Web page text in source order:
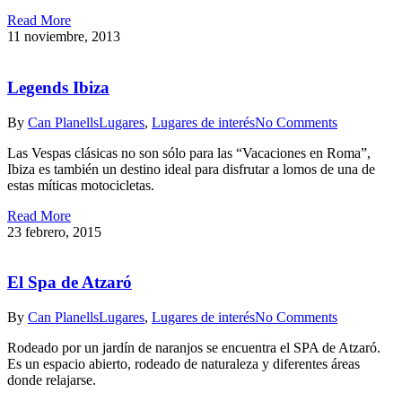
Read More
11 noviembre, 2013
Legends Ibiza
By Can PlanellsLugares, Lugares de interésNo Comments
Las Vespas clásicas no son sólo para las “Vacaciones en Roma”,
Ibiza es también un destino ideal para disfrutar a lomos de una de
estas míticas motocicletas.
Read More
23 febrero, 2015
El Spa de Atzaró
By Can PlanellsLugares, Lugares de interésNo Comments
Rodeado por un jardín de naranjos se encuentra el SPA de Atzaró.
Es un espacio abierto, rodeado de naturaleza y diferentes áreas
donde relajarse.